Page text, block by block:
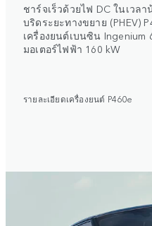
ชาร์จเร็วด้วยไฟ DC ในเวล
บริดระยะทางขยาย (PHEV)
เครื่องยนต์เบนซิน
มอเตอร์ไฟฟ้า 160 kW
รายละเอียดเครื่องยนต์ P460e